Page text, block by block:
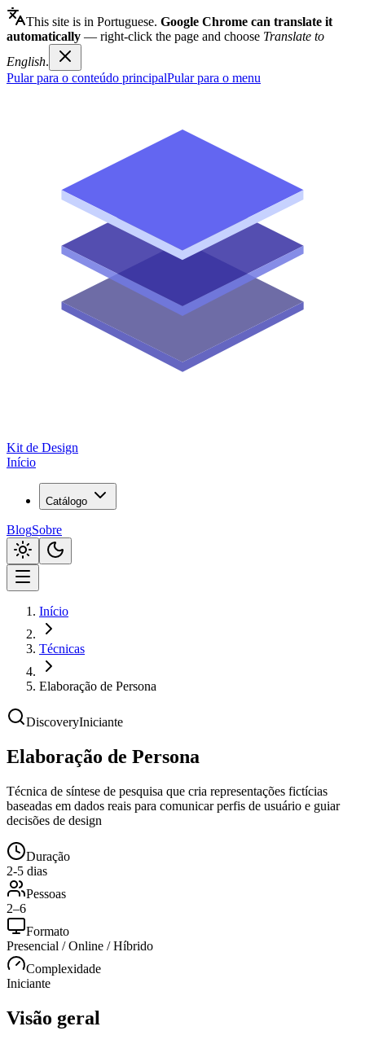
This site is in Portuguese. Google Chrome can translate it
automatically — right-click the page and choose Translate to
English.
Pular para o conteúdo principalPular para o menu
Kit de Design
Início
Catálogo
BlogSobre
Início
Técnicas
Elaboração de Persona
DiscoveryIniciante
Elaboração de Persona
Técnica de síntese de pesquisa que cria representações fictícias
baseadas em dados reais para comunicar perfis de usuário e guiar
decisões de design
Duração
2-5 dias
Pessoas
2–6
Formato
Presencial / Online / Híbrido
Complexidade
Iniciante
Visão geral